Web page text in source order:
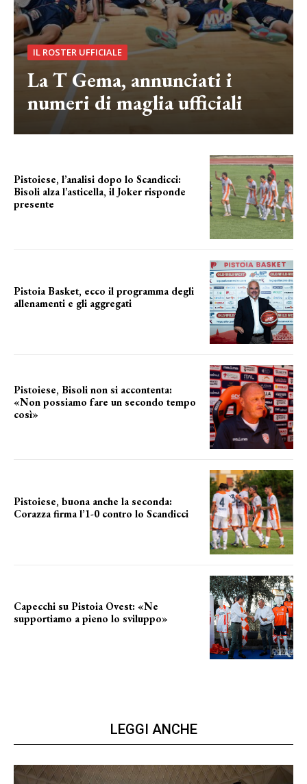
IL ROSTER UFFICIALE
La T Gema, annunciati i
numeri di maglia ufficiali
Pistoiese, l’analisi dopo lo Scandicci:
Bisoli alza l’asticella, il Joker risponde
presente
Pistoia Basket, ecco il programma degli
allenamenti e gli aggregati
Pistoiese, Bisoli non si accontenta:
«Non possiamo fare un secondo tempo
così»
Pistoiese, buona anche la seconda:
Corazza firma l’1-0 contro lo Scandicci
Capecchi su Pistoia Ovest: «Ne
supportiamo a pieno lo sviluppo»
LEGGI ANCHE